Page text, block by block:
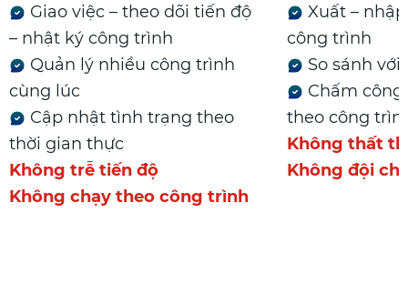
Giao việc – theo dõi tiến độ
– nhật ký công trình
Quản lý nhiều công trình
cùng lúc
Cập nhật tình trạng theo
thời gian thực
Không trễ tiến độ
Không chạy theo công trình
Xuất –
công trình
So sánh
Chấm
theo công
Không thất
Không đội